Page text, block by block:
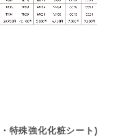
・特殊強化化粧シート)